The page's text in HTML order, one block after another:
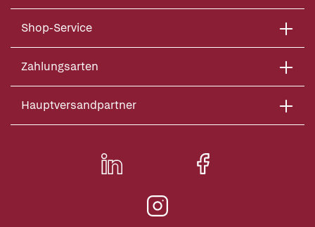
Shop-Service
Zahlungsarten
Hauptversandpartner